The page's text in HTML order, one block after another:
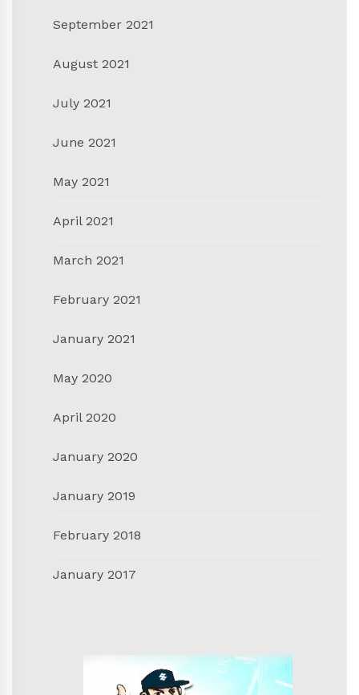
September 2021
August 2021
July 2021
June 2021
May 2021
April 2021
March 2021
February 2021
January 2021
May 2020
April 2020
January 2020
January 2019
February 2018
January 2017